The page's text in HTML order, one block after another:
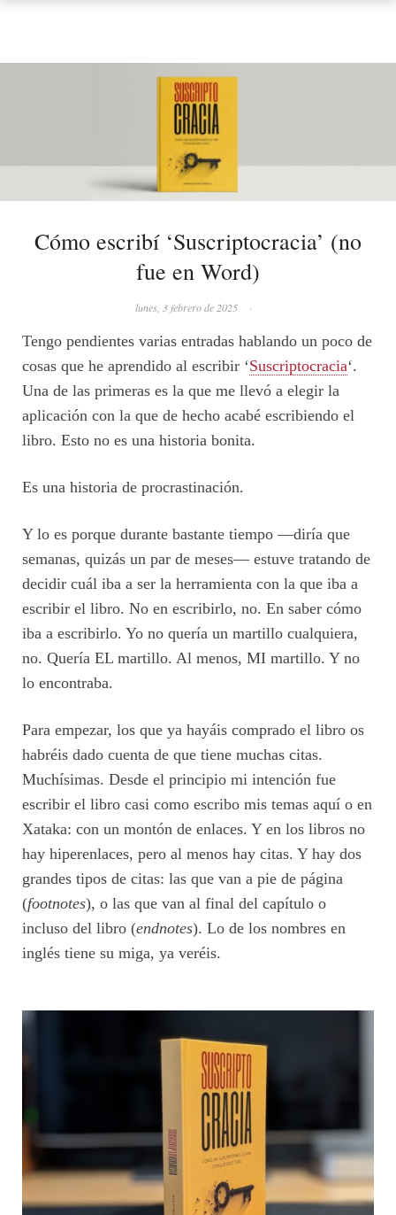
Cómo escribí ‘Suscriptocracia’ (no
fue en Word)
lunes, 3 febrero de 2025 ·
Tengo pendientes varias entradas hablando un poco de
cosas que he aprendido al escribir ‘Suscriptocracia‘.
Una de las primeras es la que me llevó a elegir la
aplicación con la que de hecho acabé escribiendo el
libro. Esto no es una historia bonita.
Es una historia de procrastinación.
Y lo es porque durante bastante tiempo —diría que
semanas, quizás un par de meses— estuve tratando de
decidir cuál iba a ser la herramienta con la que iba a
escribir el libro. No en escribirlo, no. En saber cómo
iba a escribirlo. Yo no quería un martillo cualquiera,
no. Quería EL martillo. Al menos, MI martillo. Y no
lo encontraba.
Para empezar, los que ya hayáis comprado el libro os
habréis dado cuenta de que tiene muchas citas.
Muchísimas. Desde el principio mi intención fue
escribir el libro casi como escribo mis temas aquí o en
Xataka: con un montón de enlaces. Y en los libros no
hay hiperenlaces, pero al menos hay citas. Y hay dos
grandes tipos de citas: las que van a pie de página
(footnotes), o las que van al final del capítulo o
incluso del libro (endnotes). Lo de los nombres en
inglés tiene su miga, ya veréis.